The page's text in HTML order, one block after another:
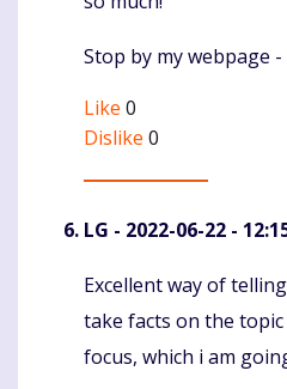
Stop by my webpage -
Like 0
Dislike 0
LG - 2022-06-22 -
Komentaras
Excellent way of
take facts on the
focus, which i am